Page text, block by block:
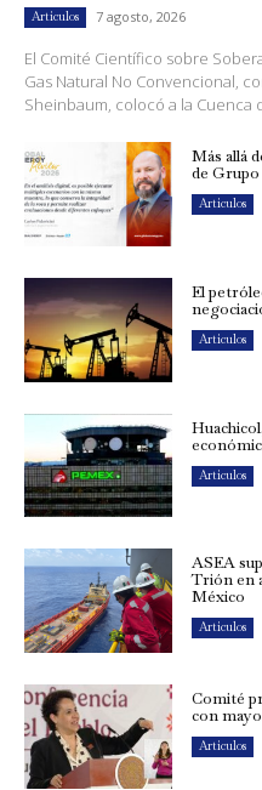
Artículos 7 agosto, 2026
El Comité Científico sobre
Gas Natural No Convencional,
Sheinbaum, colocó a la Cuenca
Más allá
de
Artículos
El
Artículos
Artículos
ASEA
Trión en
México
Artículos
Comité
con
Artículos